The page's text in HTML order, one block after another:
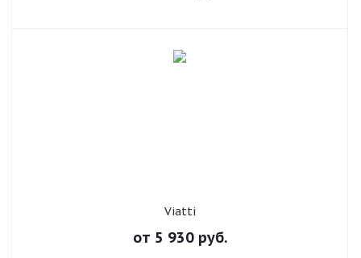
Viatti
от 5 930руб.